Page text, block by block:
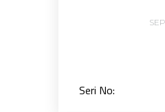
Seri No: